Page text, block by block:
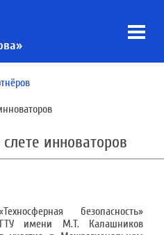
инноваторов
безопасность»
имени М.Т. Калашников